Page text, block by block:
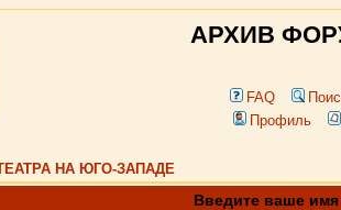
АРХИВ
FAQ
Профиль
НА ЮГО-ЗАПАДЕ
Введите ваше